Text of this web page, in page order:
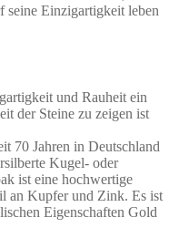
seine Einzigartigkeit leben
und Rauheit ein
der Steine zu zeigen ist
70 Jahren in Deutschland
Kugel- oder
ist eine hochwertige
an Kupfer und Zink. Es ist
Eigenschaften Gold